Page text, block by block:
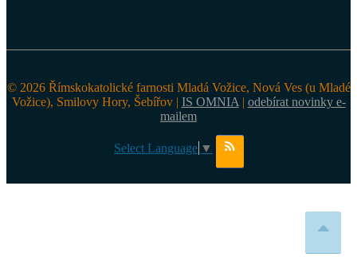
© 2026 Římskokatolické farnosti Mladá Vožice, Nová Ves (u Mladé
Vožice), Smilovy Hory, Šebířov | IS OMNIA| odebírat novinky e-
mailem
Select Language ▼